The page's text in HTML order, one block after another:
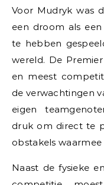
Voor Mudryk was
een droom als
te hebben
wereld. De
en meest
de verwachtingen
eigen
druk om direct te
obstakels
Naast de fysieke